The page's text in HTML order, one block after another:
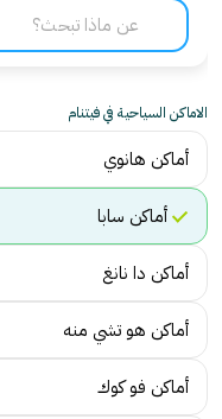
الاماكن السياحية في فيتنام
أماكن هانوي
أماكن سابا
أماكن دا نانغ
أماكن هو تشي منه
أماكن فو كوك